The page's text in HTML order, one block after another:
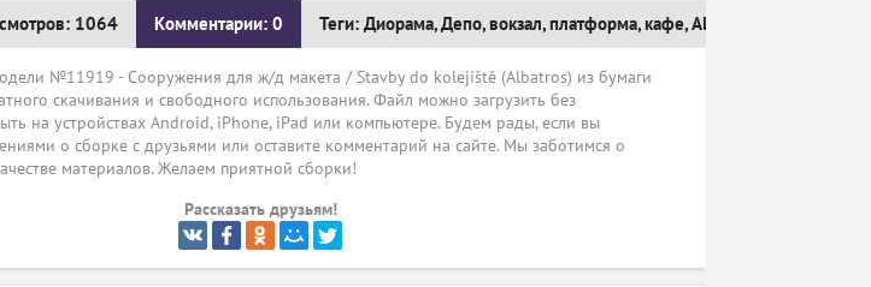
1064 Комментарии: 0 Теги: Диорама,Депо,вокзал,платформа,кафе,Albatros
№11919 - Сооружения для ж/д макета / Stavby do kolejiště (Albatros) из бумаги
скачивания и свободного использования. Файл можно загрузить без
на устройствах Android, iPhone, iPad или компьютере. Будем рады, если вы
о сборке с друзьями или оставите комментарий на сайте. Мы заботимся о
материалов. Желаем приятной сборки!
Рассказать друзьям!